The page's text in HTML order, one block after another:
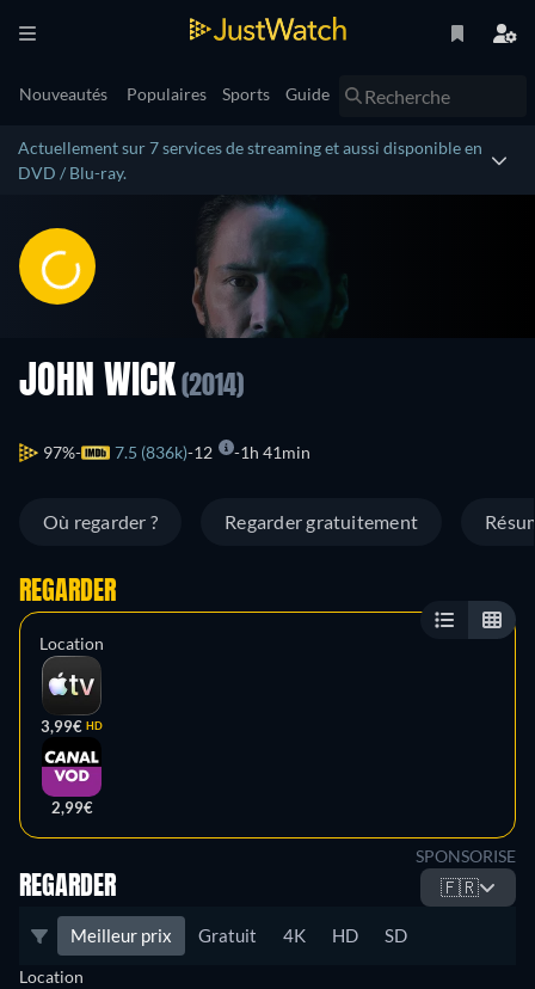
Nouveautés Populaires Sports Guide
Actuellement sur 7 services de streaming et aussi disponible en
DVD / Blu-ray.
JOHN WICK (2014)
97% 7.5 (836k) 12 1h 41min
Où regarder ? Regarder gratuitement
REGARDER
Location
3,99€ HD
2,99€
SPONSORISE
REGARDER 🇫🇷
Meilleur prix Gratuit 4K HD SD
Location